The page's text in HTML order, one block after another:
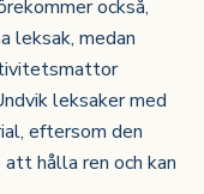
också,
leksak, medan
leksaker med
eftersom den
hålla ren och kan